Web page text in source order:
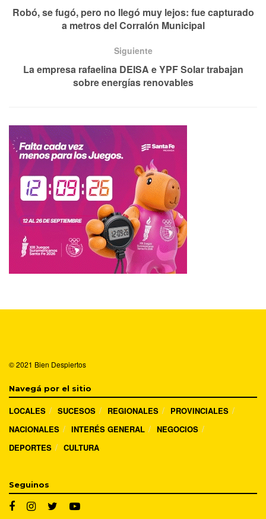
Robó, se fugó, pero no llegó muy lejos: fue capturado
a metros del Corralón Municipal
Siguiente
La empresa rafaelina DEISA e YPF Solar trabajan
sobre energías renovables
© 2021 Bien Despiertos
Navegá por el sitio
LOCALES SUCESOS REGIONALES
PROVINCIALES
NACIONALES
INTERÉS GENERAL
NEGOCIOS
DEPORTES
CULTURA
Seguinos